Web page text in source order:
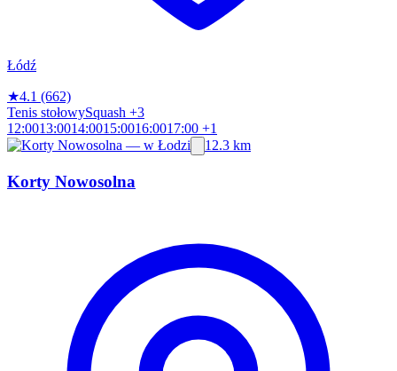
Łódź
★4.1 (662)
Tenis stołowySquash +3
12:0013:0014:0015:0016:0017:00 +1
12.3 km
Korty Nowosolna